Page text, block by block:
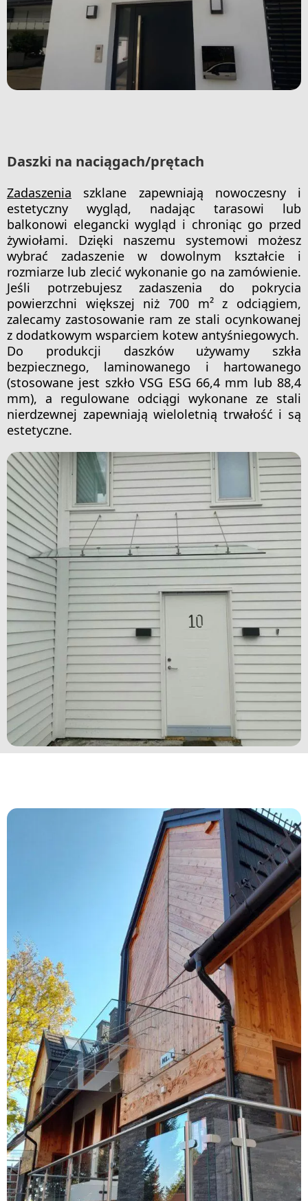
Daszki na naciągach/prętach
Zadaszenia szklane zapewniają nowoczesny i
estetyczny wygląd, nadając tarasowi lub
balkonowi elegancki wygląd i chroniąc go przed
żywiołami. Dzięki naszemu systemowi możesz
wybrać zadaszenie w dowolnym kształcie i
rozmiarze lub zlecić wykonanie go na zamówienie.
Jeśli potrzebujesz zadaszenia do pokrycia
powierzchni większej niż 700 m² z odciągiem,
zalecamy zastosowanie ram ze stali ocynkowanej
z dodatkowym wsparciem kotew antyśniegowych.
Do produkcji daszków używamy szkła
bezpiecznego, laminowanego i hartowanego
(stosowane jest szkło VSG ESG 66,4 mm lub 88,4
mm), a regulowane odciągi wykonane ze stali
nierdzewnej zapewniają wieloletnią trwałość i są
estetyczne.